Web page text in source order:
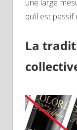
une large
qu’il est
La